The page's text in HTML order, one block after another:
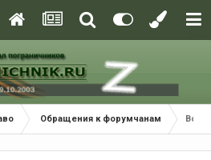
Обращения к форумчанам